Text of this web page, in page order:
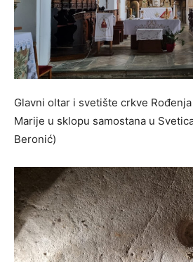
Glavni oltar i svetište crkve
Marije u sklopu samostana u
Beronić)